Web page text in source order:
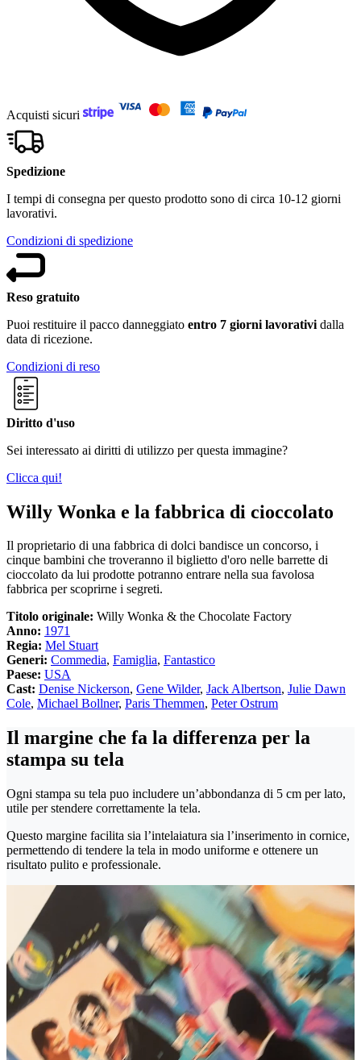
Acquisti sicuri
Spedizione
I tempi di consegna per questo prodotto sono di circa 10-12 giorni
lavorativi.
Condizioni di spedizione
Reso gratuito
Puoi restituire il pacco danneggiato entro 7 giorni lavorativi dalla
data di ricezione.
Condizioni di reso
Diritto d'uso
Sei interessato ai diritti di utilizzo per questa immagine?
Clicca qui!
Willy Wonka e la fabbrica di cioccolato
Il proprietario di una fabbrica di dolci bandisce un concorso, i
cinque bambini che troveranno il biglietto d'oro nelle barrette di
cioccolato da lui prodotte potranno entrare nella sua favolosa
fabbrica per scoprirne i segreti.
Titolo originale: Willy Wonka & the Chocolate Factory
Anno: 1971
Regia: Mel Stuart
Generi: Commedia, Famiglia, Fantastico
Paese: USA
Cast: Denise Nickerson, Gene Wilder, Jack Albertson, Julie Dawn
Cole, Michael Bollner, Paris Themmen, Peter Ostrum
Il margine che fa la differenza per la
stampa su tela
Ogni stampa su tela puo includere un’abbondanza di 5 cm per lato,
utile per stendere correttamente la tela.
Questo margine facilita sia l’intelaiatura sia l’inserimento in cornice,
permettendo di tendere la tela in modo uniforme e ottenere un
risultato pulito e professionale.